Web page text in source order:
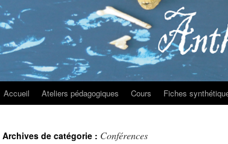
Aller
contenu
Accueil Ateliers pédagogiques Cours Fiches
Archives de catégorie : Conférences